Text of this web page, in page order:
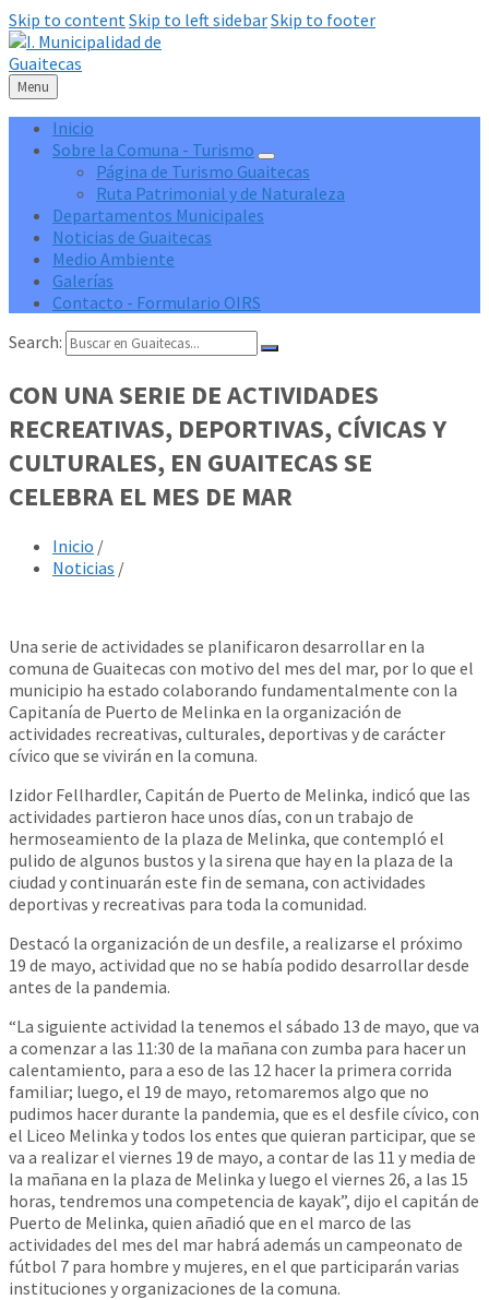
Skip to contentSkip to left sidebarSkip to footer
Menu
Inicio
Sobre la Comuna - Turismo
Página de Turismo Guaitecas
Ruta Patrimonial y de Naturaleza
Departamentos Municipales
Noticias de Guaitecas
Medio Ambiente
Galerías
Contacto - Formulario OIRS
Search:
CON UNA SERIE DE ACTIVIDADES
RECREATIVAS, DEPORTIVAS, CÍVICAS Y
CULTURALES, EN GUAITECAS SE
CELEBRA EL MES DE MAR
Inicio /
Noticias /
Una serie de actividades se planificaron desarrollar en la
comuna de Guaitecas con motivo del mes del mar, por lo que el
municipio ha estado colaborando fundamentalmente con la
Capitanía de Puerto de Melinka en la organización de
actividades recreativas, culturales, deportivas y de carácter
cívico que se vivirán en la comuna.
Izidor Fellhardler, Capitán de Puerto de Melinka, indicó que las
actividades partieron hace unos días, con un trabajo de
hermoseamiento de la plaza de Melinka, que contempló el
pulido de algunos bustos y la sirena que hay en la plaza de la
ciudad y continuarán este fin de semana, con actividades
deportivas y recreativas para toda la comunidad.
Destacó la organización de un desfile, a realizarse el próximo
19 de mayo, actividad que no se había podido desarrollar desde
antes de la pandemia.
“La siguiente actividad la tenemos el sábado 13 de mayo, que va
a comenzar a las 11:30 de la mañana con zumba para hacer un
calentamiento, para a eso de las 12 hacer la primera corrida
familiar; luego, el 19 de mayo, retomaremos algo que no
pudimos hacer durante la pandemia, que es el desfile cívico, con
el Liceo Melinka y todos los entes que quieran participar, que se
va a realizar el viernes 19 de mayo, a contar de las 11 y media de
la mañana en la plaza de Melinka y luego el viernes 26, a las 15
horas, tendremos una competencia de kayak”, dijo el capitán de
Puerto de Melinka, quien añadió que en el marco de las
actividades del mes del mar habrá además un campeonato de
fútbol 7 para hombre y mujeres, en el que participarán varias
instituciones y organizaciones de la comuna.